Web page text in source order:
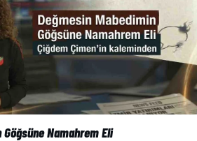
Namahrem Eli